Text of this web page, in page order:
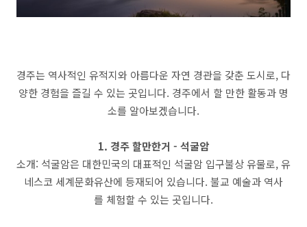
경주는 역사적인 유적지와 아름다운 자연 경관을 갖춘 도시로, 다
양한 경험을 즐길 수 있는 곳입니다. 경주에서 할 만한 활동과 명
소를 알아보겠습니다.
1. 경주 할만한거 - 석굴암
소개: 석굴암은 대한민국의 대표적인 석굴암 입구불상 유물로, 유
네스코 세계문화유산에 등재되어 있습니다. 불교 예술과 역사
를 체험할 수 있는 곳입니다.